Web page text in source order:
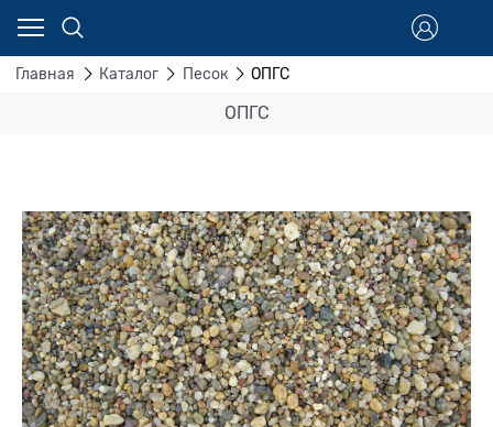
Главная Каталог Песок ОПГС
ОПГС